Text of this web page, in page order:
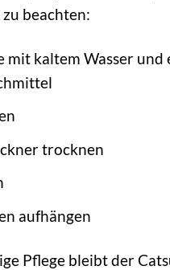
beachten:
mit kaltem Wasser und
trocknen
aufhängen
Pflege bleibt der